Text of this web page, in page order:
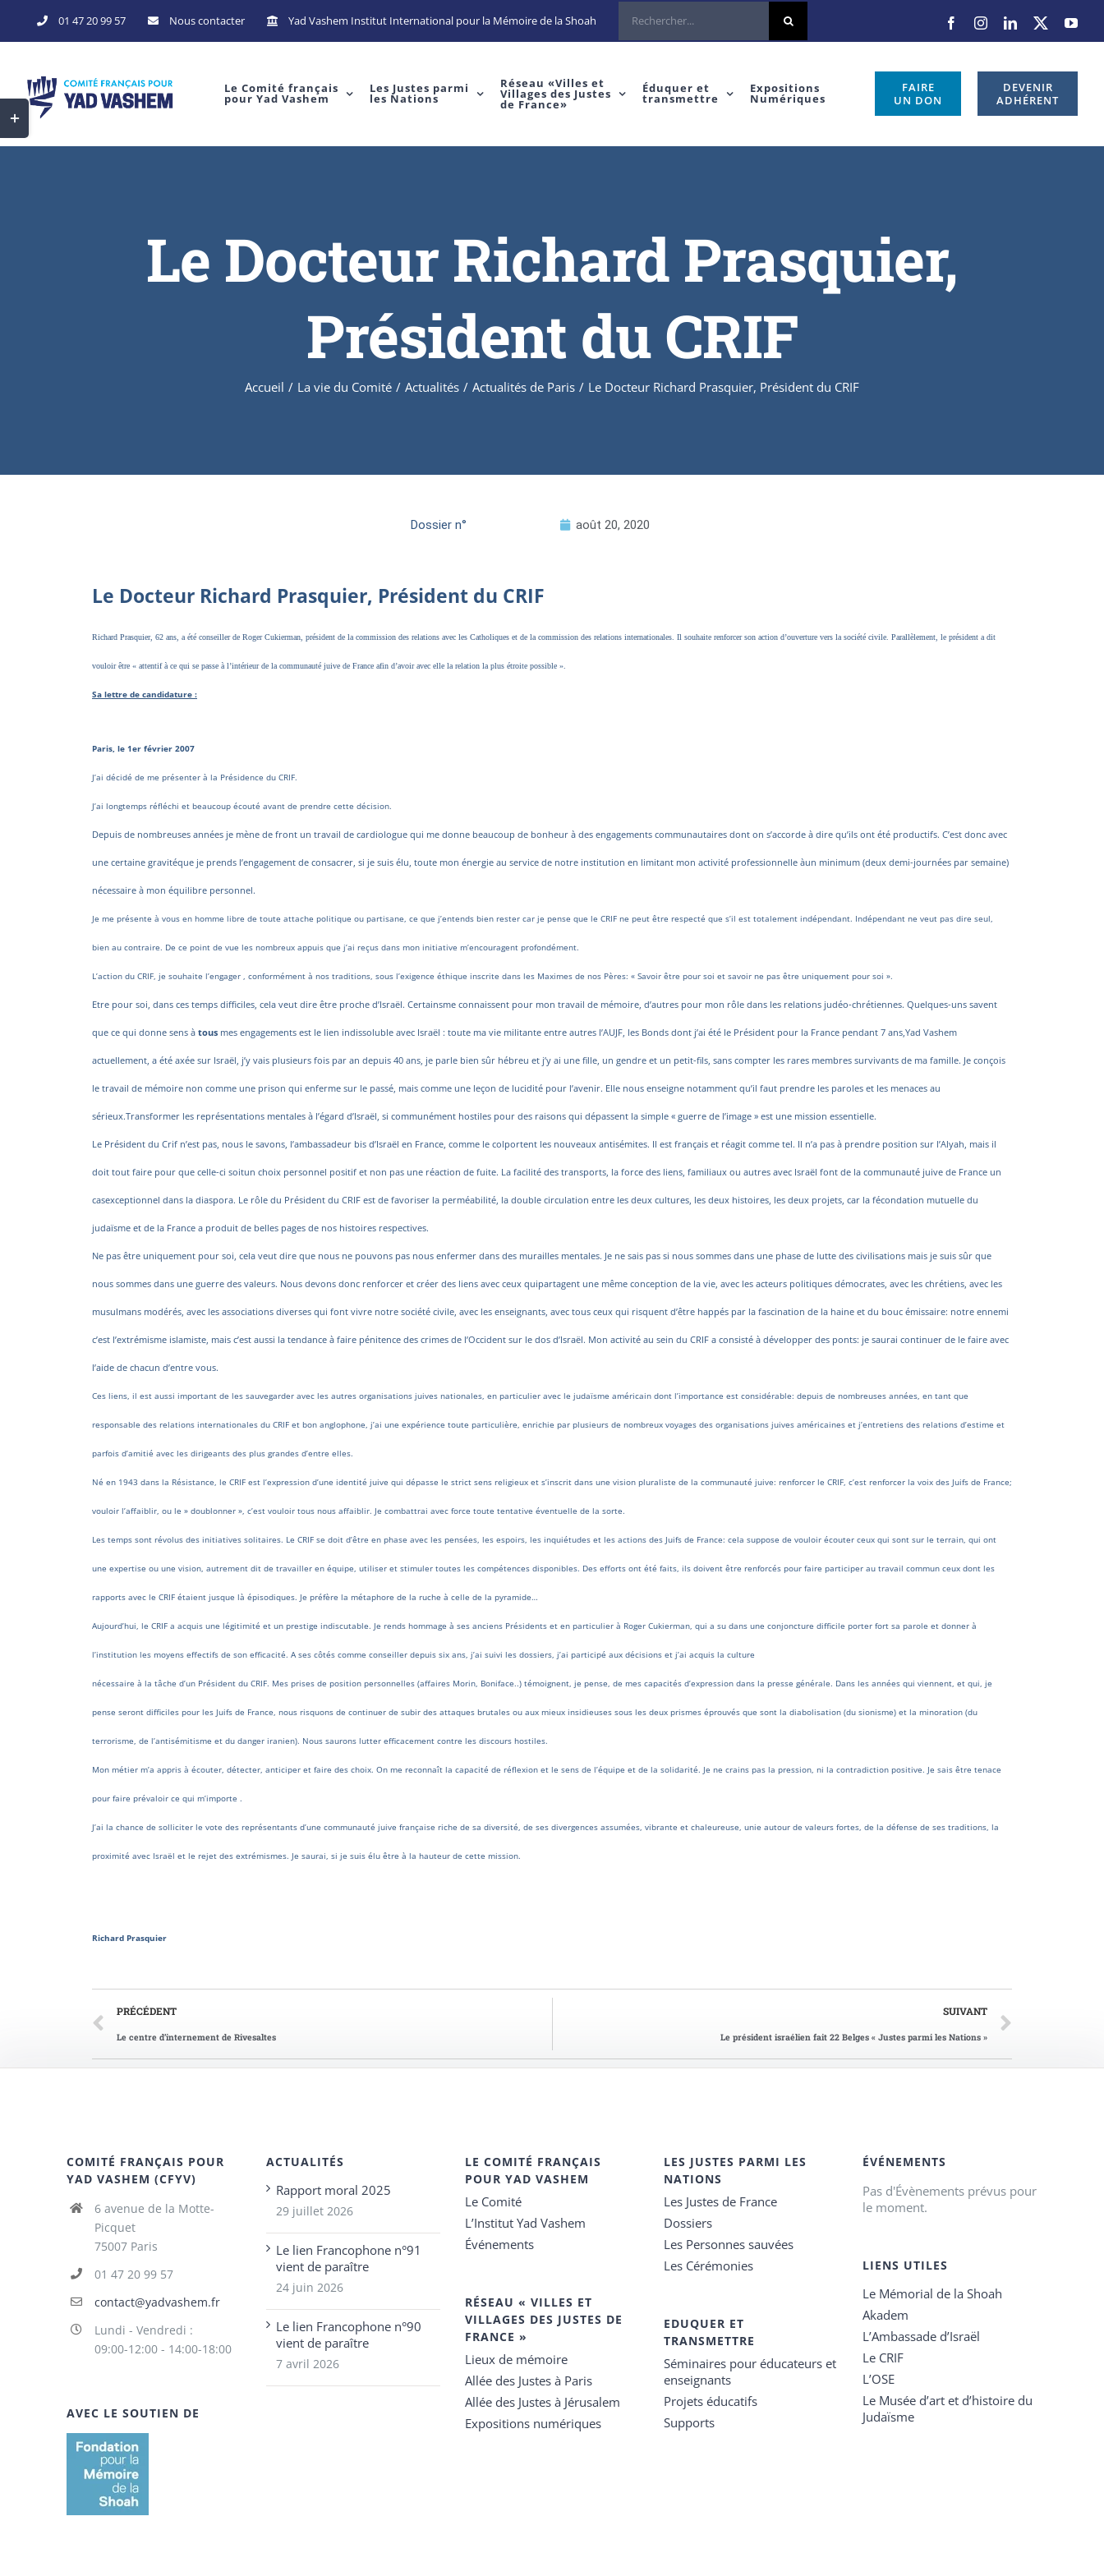
01 47 20 99 57 Nous contacter Yad Vashem Institut International pour la Mémoire de la Shoah
Le Comité français
pour Yad Vashem
Les Justes parmi
les Nations
Réseau «Villes et
Villages des Justes
de France»
Éduquer et
transmettre
Expositions
Numériques
FAIRE
UN DON
DEVENIR
ADHÉRENT
Le Docteur Richard Prasquier,
Président du CRIF
Accueil / La vie du Comité / Actualités / Actualités de Paris / Le Docteur Richard Prasquier, Président du CRIF
Dossier n° août 20, 2020
Le Docteur Richard Prasquier, Président du CRIF
Richard Prasquier, 62 ans, a été conseiller de Roger Cukierman, président de la commission des relations avec les Catholiques et de la commission des relations internationales. Il souhaite renforcer son action d’ouverture vers la société civile. Parallèlement, le président a dit
vouloir être « attentif à ce qui se passe à l’intérieur de la communauté juive de France afin d’avoir avec elle la relation la plus étroite possible ».
Sa lettre de candidature :
Paris, le 1er février 2007
J’ai décidé de me présenter à la Présidence du CRIF.
J’ai longtemps réfléchi et beaucoup écouté avant de prendre cette décision.
Depuis de nombreuses années je mène de front un travail de cardiologue qui me donne beaucoup de bonheur à des engagements communautaires dont on s’accorde à dire qu’ils ont été productifs. C’est donc avec
une certaine gravitéque je prends l’engagement de consacrer, si je suis élu, toute mon énergie au service de notre institution en limitant mon activité professionnelle àun minimum (deux demi-journées par semaine)
nécessaire à mon équilibre personnel.
Je me présente à vous en homme libre de toute attache politique ou partisane, ce que j’entends bien rester car je pense que le CRIF ne peut être respecté que s’il est totalement indépendant. Indépendant ne veut pas dire seul,
bien au contraire. De ce point de vue les nombreux appuis que j’ai reçus dans mon initiative m’encouragent profondément.
L’action du CRIF, je souhaite l’engager , conformément à nos traditions, sous l’exigence éthique inscrite dans les Maximes de nos Pères: « Savoir être pour soi et savoir ne pas être uniquement pour soi ».
Etre pour soi, dans ces temps difficiles, cela veut dire être proche d’Israël. Certainsme connaissent pour mon travail de mémoire, d’autres pour mon rôle dans les relations judéo-chrétiennes. Quelques-uns savent
que ce qui donne sens à tous mes engagements est le lien indissoluble avec Israël : toute ma vie militante entre autres l’AUJF, les Bonds dont j’ai été le Président pour la France pendant 7 ans,Yad Vashem
actuellement, a été axée sur Israël, j’y vais plusieurs fois par an depuis 40 ans, je parle bien sûr hébreu et j’y ai une fille, un gendre et un petit-fils, sans compter les rares membres survivants de ma famille. Je conçois
le travail de mémoire non comme une prison qui enferme sur le passé, mais comme une leçon de lucidité pour l’avenir. Elle nous enseigne notamment qu’il faut prendre les paroles et les menaces au
sérieux.Transformer les représentations mentales à l’égard d’Israël, si communément hostiles pour des raisons qui dépassent la simple « guerre de l’image » est une mission essentielle.
Le Président du Crif n’est pas, nous le savons, l’ambassadeur bis d’Israël en France, comme le colportent les nouveaux antisémites. Il est français et réagit comme tel. Il n’a pas à prendre position sur l’Alyah, mais il
doit tout faire pour que celle-ci soitun choix personnel positif et non pas une réaction de fuite. La facilité des transports, la force des liens, familiaux ou autres avec Israël font de la communauté juive de France un
casexceptionnel dans la diaspora. Le rôle du Président du CRIF est de favoriser la perméabilité, la double circulation entre les deux cultures, les deux histoires, les deux projets, car la fécondation mutuelle du
judaïsme et de la France a produit de belles pages de nos histoires respectives.
Ne pas être uniquement pour soi, cela veut dire que nous ne pouvons pas nous enfermer dans des murailles mentales. Je ne sais pas si nous sommes dans une phase de lutte des civilisations mais je suis sûr que
nous sommes dans une guerre des valeurs. Nous devons donc renforcer et créer des liens avec ceux quipartagent une même conception de la vie, avec les acteurs politiques démocrates, avec les chrétiens, avec les
musulmans modérés, avec les associations diverses qui font vivre notre société civile, avec les enseignants, avec tous ceux qui risquent d’être happés par la fascination de la haine et du bouc émissaire: notre ennemi
c’est l’extrémisme islamiste, mais c’est aussi la tendance à faire pénitence des crimes de l’Occident sur le dos d’Israël. Mon activité au sein du CRIF a consisté à développer des ponts: je saurai continuer de le faire avec
l’aide de chacun d’entre vous.
Ces liens, il est aussi important de les sauvegarder avec les autres organisations juives nationales, en particulier avec le judaïsme américain dont l’importance est considérable: depuis de nombreuses années, en tant que
responsable des relations internationales du CRIF et bon anglophone, j’ai une expérience toute particulière, enrichie par plusieurs de nombreux voyages des organisations juives américaines et j’entretiens des relations d’estime et
parfois d’amitié avec les dirigeants des plus grandes d’entre elles.
Né en 1943 dans la Résistance, le CRIF est l’expression d’une identité juive qui dépasse le strict sens religieux et s’inscrit dans une vision pluraliste de la communauté juive: renforcer le CRIF, c’est renforcer la voix des Juifs de France;
vouloir l’affaiblir, ou le » doublonner », c’est vouloir tous nous affaiblir. Je combattrai avec force toute tentative éventuelle de la sorte.
Les temps sont révolus des initiatives solitaires. Le CRIF se doit d’être en phase avec les pensées, les espoirs, les inquiétudes et les actions des Juifs de France: cela suppose de vouloir écouter ceux qui sont sur le terrain, qui ont
une expertise ou une vision, autrement dit de travailler en équipe, utiliser et stimuler toutes les compétences disponibles. Des efforts ont été faits, ils doivent être renforcés pour faire participer au travail commun ceux dont les
rapports avec le CRIF étaient jusque là épisodiques. Je préfère la métaphore de la ruche à celle de la pyramide…
Aujourd’hui, le CRIF a acquis une légitimité et un prestige indiscutable. Je rends hommage à ses anciens Présidents et en particulier à Roger Cukierman, qui a su dans une conjoncture difficile porter fort sa parole et donner à
l’institution les moyens effectifs de son efficacité. A ses côtés comme conseiller depuis six ans, j’ai suivi les dossiers, j’ai participé aux décisions et j’ai acquis la culture
nécessaire à la tâche d’un Président du CRIF. Mes prises de position personnelles (affaires Morin, Boniface..) témoignent, je pense, de mes capacités d’expression dans la presse générale. Dans les années qui viennent, et qui, je
pense seront difficiles pour les Juifs de France, nous risquons de continuer de subir des attaques brutales ou aux mieux insidieuses sous les deux prismes éprouvés que sont la diabolisation (du sionisme) et la minoration (du
terrorisme, de l’antisémitisme et du danger iranien). Nous saurons lutter efficacement contre les discours hostiles.
Mon métier m’a appris à écouter, détecter, anticiper et faire des choix. On me reconnaît la capacité de réflexion et le sens de l’équipe et de la solidarité. Je ne crains pas la pression, ni la contradiction positive. Je sais être tenace
pour faire prévaloir ce qui m’importe .
J’ai la chance de solliciter le vote des représentants d’une communauté juive française riche de sa diversité, de ses divergences assumées, vibrante et chaleureuse, unie autour de valeurs fortes, de la défense de ses traditions, la
proximité avec Israël et le rejet des extrémismes. Je saurai, si je suis élu être à la hauteur de cette mission.
Richard Prasquier
PRÉCÉDENT
Le centre d’internement de Rivesaltes
SUIVANT
Le président israélien fait 22 Belges « Justes parmi les Nations »
COMITÉ FRANÇAIS POUR
YAD VASHEM (CFYV)
6 avenue de la Motte-
Picquet
75007 Paris
01 47 20 99 57
contact@yadvashem.fr
Lundi - Vendredi :
09:00-12:00 - 14:00-18:00
AVEC LE SOUTIEN DE
ACTUALITÉS
Rapport moral 2025
29 juillet 2026
Le lien Francophone n°91
vient de paraître
24 juin 2026
Le lien Francophone n°90
vient de paraître
7 avril 2026
LE COMITÉ FRANÇAIS
POUR YAD VASHEM
Le Comité
L’Institut Yad Vashem
Événements
RÉSEAU « VILLES ET
VILLAGES DES JUSTES DE
FRANCE »
Lieux de mémoire
Allée des Justes à Paris
Allée des Justes à Jérusalem
Expositions numériques
LES JUSTES PARMI LES
NATIONS
Les Justes de France
Dossiers
Les Personnes sauvées
Les Cérémonies
EDUQUER ET
TRANSMETTRE
Séminaires pour éducateurs et
enseignants
Projets éducatifs
Supports
ÉVÉNEMENTS
Pas d'Évènements prévus pour
le moment.
LIENS UTILES
Le Mémorial de la Shoah
Akadem
L’Ambassade d’Israël
Le CRIF
L’OSE
Le Musée d’art et d’histoire du
Judaïsme